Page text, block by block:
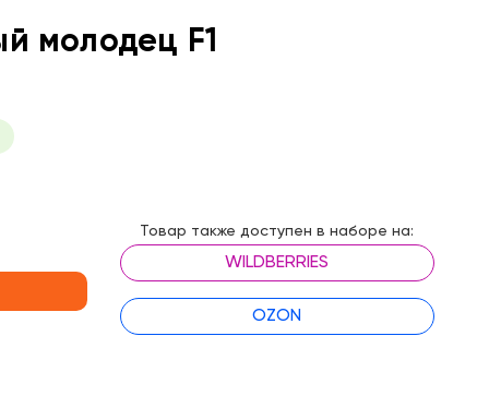
молодец F1
Товар также доступен в наборе на:
WILDBERRIES
OZON